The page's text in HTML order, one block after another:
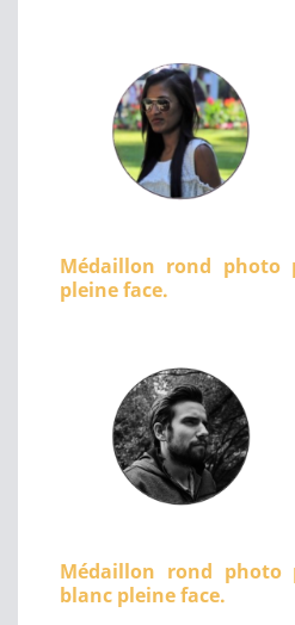
Médaillon rond photo
pleine face.
Médaillon rond photo
blanc pleine face.